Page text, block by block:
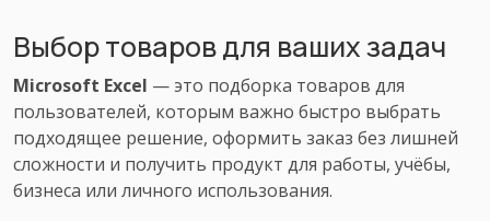
Выбор товаров для ваших задач
Microsoft Excel — это подборка товаров для
пользователей, которым важно быстро выбрать
подходящее решение, оформить заказ без лишней
сложности и получить продукт для работы, учёбы,
бизнеса или личного использования.